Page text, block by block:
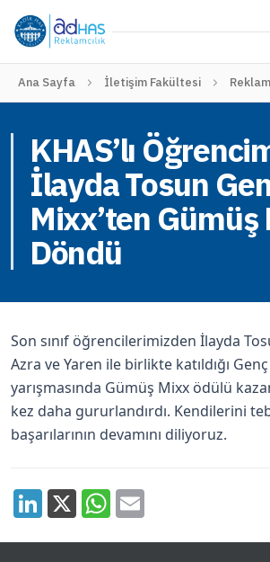
Ana Sayfa İletişim Fakültesi
KHAS’lı
İlayda Tosun
Mixx’ten
Döndü
Son sınıf öğrencilerimizden İlayda
Azra ve Yaren ile birlikte katıldığı
yarışmasında Gümüş Mixx ödülü
kez daha gururlandırdı. Kendilerini
başarılarının devamını diliyoruz.